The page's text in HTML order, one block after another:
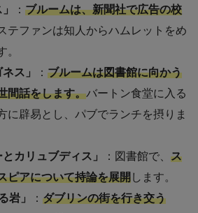
： ブルームは、新聞社で広告の校
テファンは知人からハムレットをめ
。
ス」
： ブルームは図書館に向かう
間話をします。バートン食堂に入る
に辟易とし、パブでランチを摂りま
カリュブディス」
：図書館で、 ス
ピアについて持論を展開します。
岩」
： ダブリンの街を行き交う